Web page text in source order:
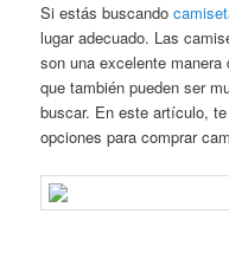
Si estás buscando
lugar adecuado. Las
son una excelente
que también pueden ser
buscar. En este artículo,
opciones para comprar